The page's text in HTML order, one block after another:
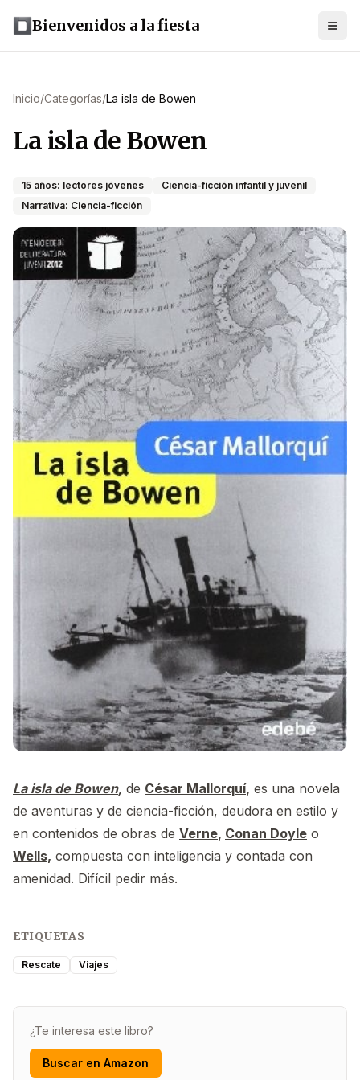
Bienvenidos a la fiesta
Inicio/Categorías/La isla de Bowen
La isla de Bowen
15 años: lectores jóvenes
Ciencia-ficción infantil y juvenil
Narrativa: Ciencia-ficción
La isla de Bowen, de César Mallorquí, es una novela
de aventuras y de ciencia-ficción, deudora en estilo y
en contenidos de obras de Verne, Conan Doyle o
Wells, compuesta con inteligencia y contada con
amenidad. Difícil pedir más.
ETIQUETAS
Rescate Viajes
¿Te interesa este libro?
Buscar en Amazon